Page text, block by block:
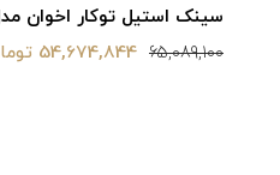
سینک استیل توکار اخوان مدل
65,089,100 54,674,844 تومان